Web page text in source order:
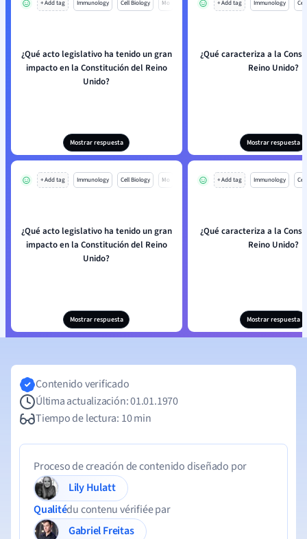
+ Add tag Immunology Cell Biology Mo
¿Qué acto legislativo ha tenido un gran
impacto en la Constitución del Reino
Unido?
Mostrar respuesta
+ Add tag Immunology
¿Qué caracteriza a la
Reino Unido?
Mostrar respuesta
+ Add tag Immunology Cell Biology Mo
¿Qué acto legislativo ha tenido un gran
impacto en la Constitución del Reino
Unido?
Mostrar respuesta
+ Add tag Immunology
¿Qué caracteriza a la
Reino Unido?
Mostrar respuesta
Contenido verificado
Última actualización: 01.01.1970
Tiempo de lectura: 10 min
Proceso de creación de contenido diseñado por
Lily Hulatt
Qualitédu contenu vérifiée par
Gabriel Freitas